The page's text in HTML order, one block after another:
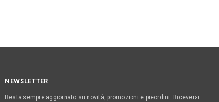
NEWSLETTER
Resta sempre aggiornato su novità, promozioni e preordini. Riceverai